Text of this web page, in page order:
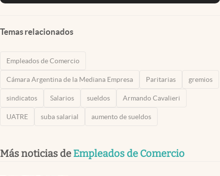
Temas relacionados
Empleados de Comercio
Cámara Argentina de la Mediana Empresa Paritarias gremios
sindicatos Salarios sueldos Armando Cavalieri
UATRE suba salarial aumento de sueldos
Más noticias de Empleados de Comercio